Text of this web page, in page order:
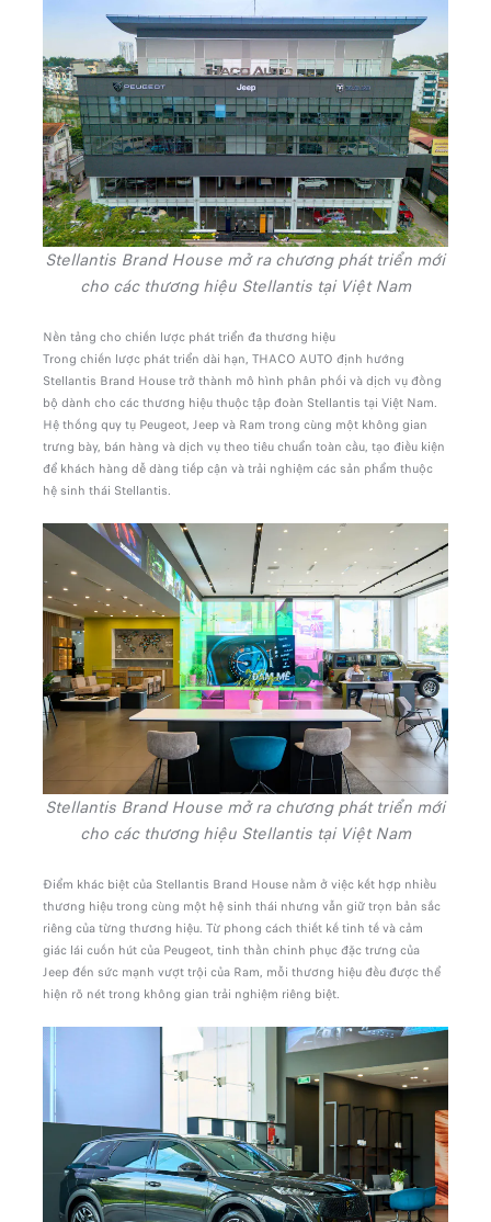
Stellantis Brand House mở ra chương phát triển mới
cho các thương hiệu Stellantis tại Việt Nam
Nền tảng cho chiến lược phát triển đa thương hiệu
Trong chiến lược phát triển dài hạn, THACO AUTO định hướng
Stellantis Brand House trở thành mô hình phân phối và dịch vụ đồng
bộ dành cho các thương hiệu thuộc tập đoàn Stellantis tại Việt Nam.
Hệ thống quy tụ Peugeot, Jeep và Ram trong cùng một không gian
trưng bày, bán hàng và dịch vụ theo tiêu chuẩn toàn cầu, tạo điều kiện
để khách hàng dễ dàng tiếp cận và trải nghiệm các sản phẩm thuộc
hệ sinh thái Stellantis.
Stellantis Brand House mở ra chương phát triển mới
cho các thương hiệu Stellantis tại Việt Nam
Điểm khác biệt của Stellantis Brand House nằm ở việc kết hợp nhiều
thương hiệu trong cùng một hệ sinh thái nhưng vẫn giữ trọn bản sắc
riêng của từng thương hiệu. Từ phong cách thiết kế tinh tế và cảm
giác lái cuốn hút của Peugeot, tinh thần chinh phục đặc trưng của
Jeep đến sức mạnh vượt trội của Ram, mỗi thương hiệu đều được thể
hiện rõ nét trong không gian trải nghiệm riêng biệt.